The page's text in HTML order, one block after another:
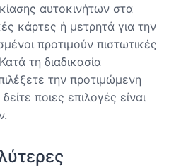
αυτοκινήτων στα
κάρτες ή μετρητά για την
προτιμούν πιστωτικές
τη διαδικασία
την προτιμώμενη
ποιες επιλογές είναι